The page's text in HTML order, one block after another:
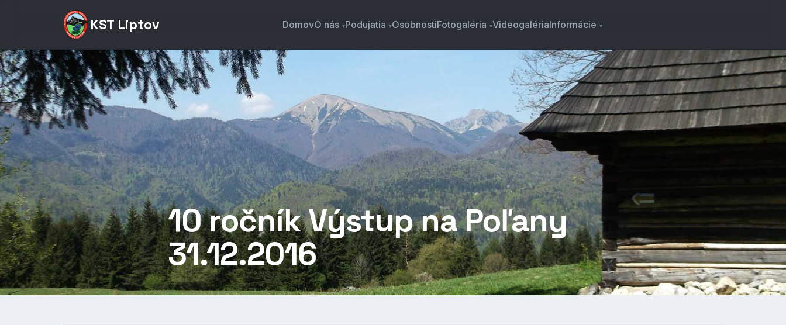
KST Liptov DomovO nás Podujatia OsobnostiFotogaléria VideogalériaInformácie
10 ročník Výstup na Poľany
31.12.2016